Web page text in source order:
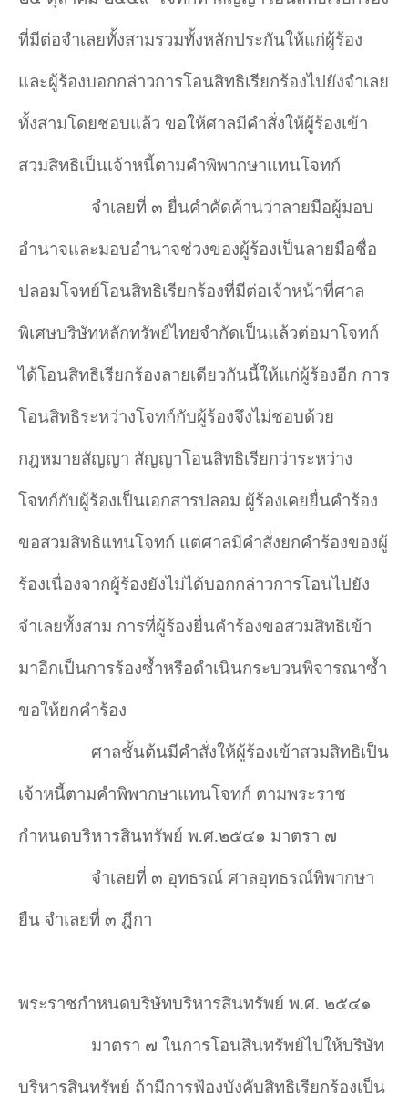
ที่มีต่อจำเลยทั้งสามรวมทั้งหลักประกันให้แก่ผู้ร้อง
และผู้ร้องบอกกล่าวการโอนสิทธิเรียกร้องไปยังจำเลย
ทั้งสามโดยชอบแล้ว ขอให้ศาลมีคำสั่งให้ผู้ร้องเข้า
สวมสิทธิเป็นเจ้าหนี้ตามคำพิพากษาแทนโจทก์
จำเลยที่ ๓ ยื่นคำคัดค้านว่าลายมือผู้มอบ
อำนาจและมอบอำนาจช่วงของผู้ร้องเป็นลายมือชื่อ
ปลอมโจทย์โอนสิทธิเรียกร้องที่มีต่อเจ้าหน้าที่ศาล
พิเศษบริษัทหลักทรัพย์ไทยจำกัดเป็นแล้วต่อมาโจทก์
ได้โอนสิทธิเรียกร้องลายเดียวกันนี้ให้แก่ผู้ร้องอีก การ
โอนสิทธิระหว่างโจทก์กับผู้ร้องจึงไม่ชอบด้วย
กฎหมายสัญญา สัญญาโอนสิทธิเรียกว่าระหว่าง
โจทก์กับผู้ร้องเป็นเอกสารปลอม ผู้ร้องเคยยื่นคำร้อง
ขอสวมสิทธิแทนโจทก์ แต่ศาลมีคำสั่งยกคำร้องของผู้
ร้องเนื่องจากผู้ร้องยังไม่ได้บอกกล่าวการโอนไปยัง
จำเลยทั้งสาม การที่ผู้ร้องยื่นคำร้องขอสวมสิทธิเข้า
มาอีกเป็นการร้องซ้ำหรือดำเนินกระบวนพิจารณาซ้ำ
ขอให้ยกคำร้อง
ศาลชั้นต้นมีคำสั่งให้ผู้ร้องเข้าสวมสิทธิเป็น
เจ้าหนี้ตามคำพิพากษาแทนโจทก์ ตามพระราช
กำหนดบริหารสินทรัพย์ พ.ศ.๒๕๔๑ มาตรา ๗
จำเลยที่ ๓ อุทธรณ์ ศาลอุทธรณ์พิพากษา
ยืน จำเลยที่ ๓ ฎีกา
พระราชกำหนดบริษัทบริหารสินทรัพย์ พ.ศ. ๒๕๔๑
มาตรา ๗ ในการโอนสินทรัพย์ไปให้บริษัท
บริหารสินทรัพย์ ถ้ามีการฟ้องบังคับสิทธิเรียกร้องเป็น